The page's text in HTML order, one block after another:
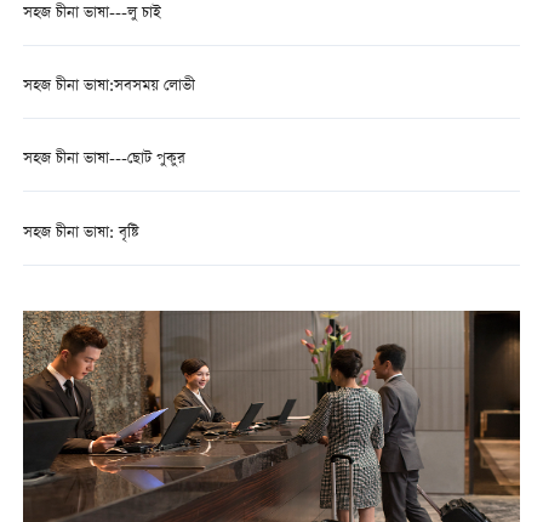
সহজ চীনা ভাষা---লু চাই
সহজ চীনা ভাষা:সবসময় লোভী
সহজ চীনা ভাষা---ছোট পুকুর
সহজ চীনা ভাষা: বৃষ্টি